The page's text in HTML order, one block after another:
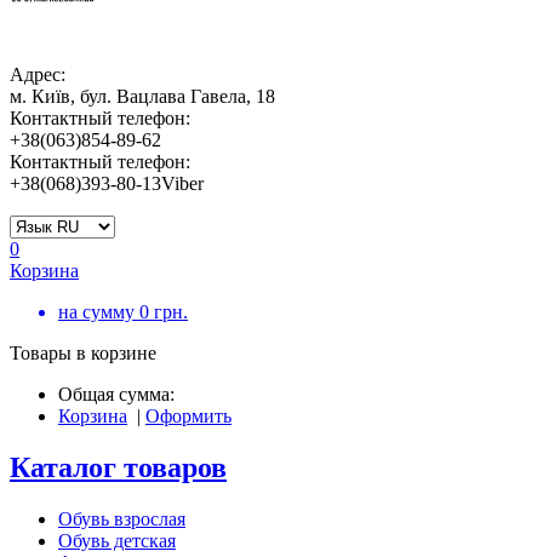
Адрес:
м. Київ, бул. Вацлава Гавела, 18
Контактный телефон:
+38(063)854-89-62
Контактный телефон:
+38(068)393-80-13Viber
0
Корзина
на сумму 0 грн.
Товары в корзине
Общая сумма:
Корзина | Оформить
Каталог товаров
Обувь взрослая
Обувь детская